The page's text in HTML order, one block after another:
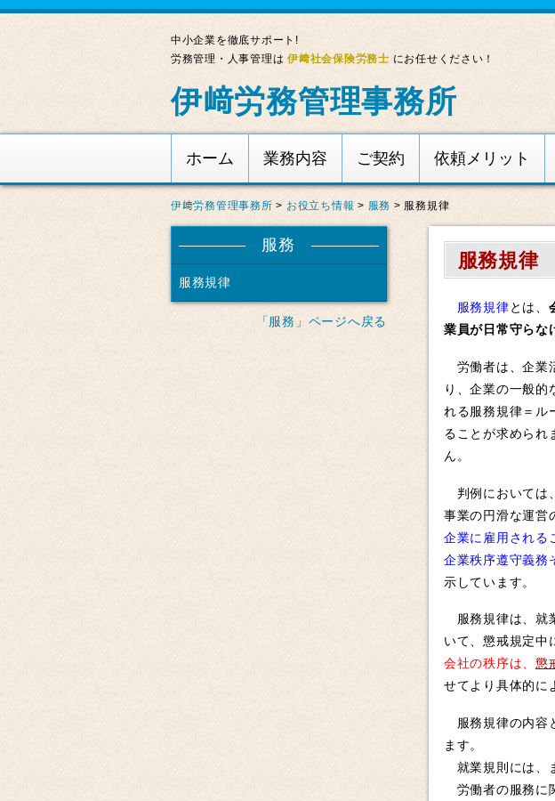
中小企業を徹底サポート!
労務管理・人事管理は伊﨑社会保険労務士 にお任せください！
伊﨑労務管理事務所
ホーム 業務内容 ご契約 依頼メリット
伊﨑労務管理事務所 > お役立ち情報 > 服務 > 服務規律
服務規律
服務規律とは、
業員が日常守らな
労働者は、企業
り、企業の一般的
れる服務規律＝ル
ることが求められ
ん。
判例においては
事業の円滑な運営
企業に雇用される
企業秩序遵守義務
示しています。
服務規律は、就
いて、懲戒規定中
会社の秩序は、懲
せてより具体的に
服務規律の内容
ます。
就業規則には、
労働者の服務に
服務
服務規律
「服務」ページへ戻る